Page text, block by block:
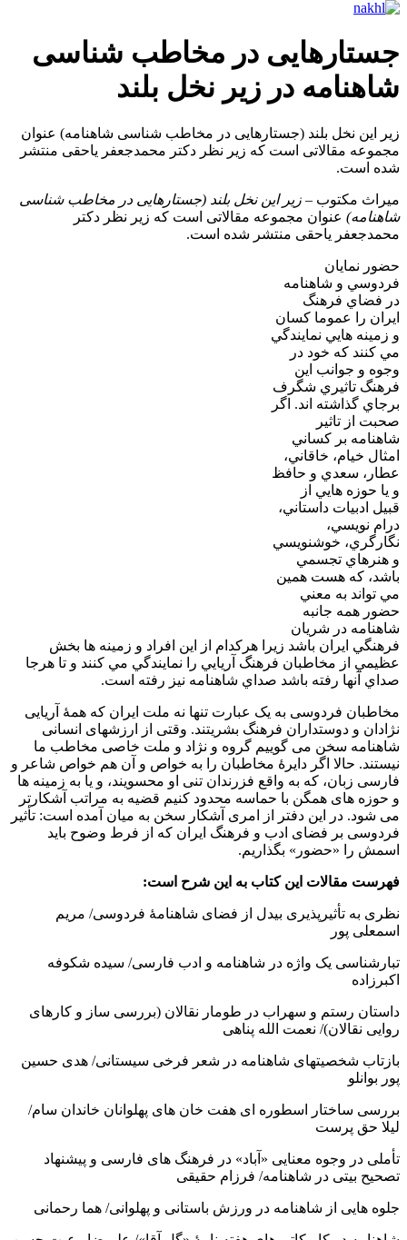
جستارهایی در مخاطب شناسی
شاهنامه در زیر نخل بلند
زیر این نخل بلند (جستارهایی در مخاطب شناسی شاهنامه) عنوان
مجموعه مقالاتی است که زیر نظر دکتر محمدجعفر یاحقی منتشر
شده است.
میراث مکتوب – زیر این نخل بلند (جستارهایی در مخاطب شناسی
شاهنامه) عنوان مجموعه مقالاتی است که زیر نظر دکتر
محمدجعفر یاحقی منتشر شده است.
حضور نمايان
فردوسي و شاهنامه
در فضاي فرهنگ
ايران را عموما كسان
و زمينه هايي نمايندگي
مي كنند كه خود در
وجوه و جوانب اين
فرهنگ تاثيري شگرف
برجاي گذاشته اند. اگر
صحبت از تاثير
شاهنامه بر كساني
امثال خيام، خاقاني،
عطار، سعدي و حافظ
و يا حوزه هايي از
قبيل ادبيات داستاني،
درام نويسي،
نگارگري، خوشنويسي
و هنرهاي تجسمي
باشد، كه هست همين
مي تواند به معني
حضور همه جانبه
شاهنامه در شريان
فرهنگي ايران باشد زيرا هركدام از اين افراد و زمينه ها بخش
عظيمي از مخاطبان فرهنگ آريايي را نمايندگي مي كنند و تا هرجا
صداي آنها رفته باشد صداي شاهنامه نيز رفته است.
مخاطبان فردوسی به یک عبارت تنها نه ملت ایران که همۀ آریایی
نژادان و دوستداران فرهنگ بشریتند. وقتی از ارزشهای انسانی
شاهنامه سخن می گوییم گروه و نژاد و ملت خاصی مخاطب ما
نیستند. حالا اگر دایرۀ مخاطبان را به خواص و آن هم خواص شاعر و
فارسی زبان، که به واقع فزرندان تنی او محسویند، و یا به زمینه ها
و حوزه های همگن با حماسه محدود کنیم قضیه به مراتب آشکارتر
می شود. در این دفتر از امری آشکار سخن به میان آمده است: تأثیر
فردوسی بر فضای ادب و فرهنگ ایران که از فرط وضوح باید
اسمش را «حضور» بگذاریم.
فهرست مقالات این کتاب به این شرح است:
نظری به تأثیرپذیری بیدل از فضای شاهنامۀ فردوسی/ مریم
اسمعلی پور
تبارشناسی یک واژه در شاهنامه و ادب فارسی/ سیده شکوفه
اکبرزاده
داستان رستم و سهراب در طومار نقالان (بررسی ساز و کارهای
روایی نقالان)/ نعمت الله پناهی
بازتاب شخصیتهای شاهنامه در شعر فرخی سیستانی/ هدی حسین
پور بوانلو
بررسی ساختار اسطوره ای هفت خان های پهلوانان خاندان سام/
لیلا حق پرست
تأملی در وجوه معنایی «آباد» در فرهنگ های فارسی و پیشنهاد
تصحیح بیتی در شاهنامه/ فرزام حقیقی
جلوه هایی از شاهنامه در ورزش باستانی و پهلوانی/ هما رحمانی